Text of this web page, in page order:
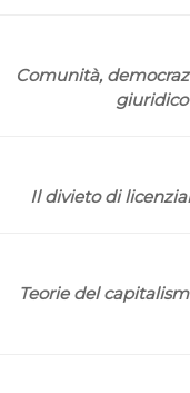
Comunità,
giuridico
Il divieto di
Teorie del